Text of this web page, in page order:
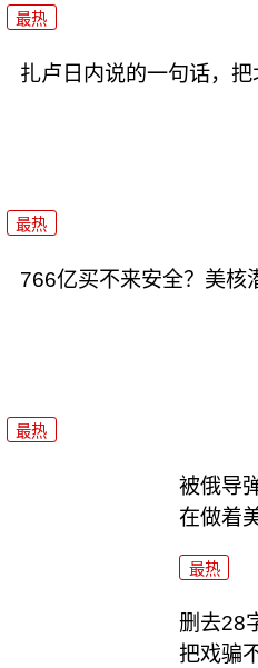
最热
扎卢日内说的一句话，
最热
766亿买不来安全？美核
最热
被俄导
在做着
最热
删去28
把戏骗